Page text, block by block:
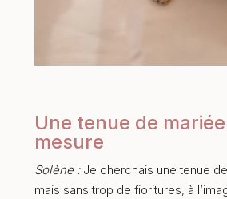
Une tenue de
mesure
Solène : Je cherchais une tenue
mais sans trop de fioritures, à